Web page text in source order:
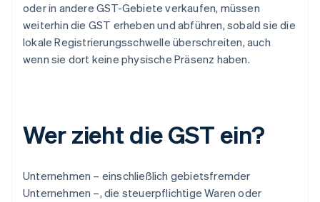
oder in andere GST-Gebiete verkaufen, müssen
weiterhin die GST erheben und abführen, sobald sie die
lokale Registrierungsschwelle überschreiten, auch
wenn sie dort keine physische Präsenz haben.
Wer zieht die GST ein?
Unternehmen – einschließlich gebietsfremder
Unternehmen –, die steuerpflichtige Waren oder